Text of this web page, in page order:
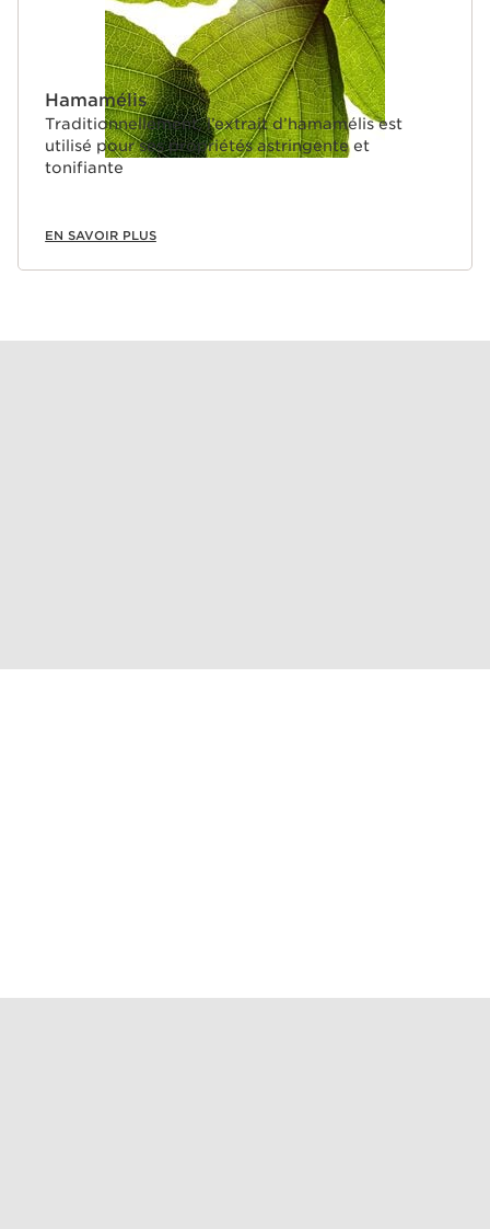
Hamamélis
Traditionnellement, l’extrait d’hamamélis est
utilisé pour ses propriétés astringente et
tonifiante
EN SAVOIR PLUS